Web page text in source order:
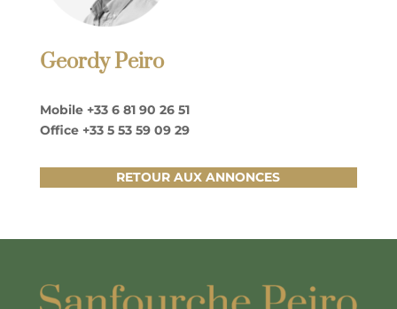
Geordy Peiro
Mobile +33 6 81 90 26 51
Office +33 5 53 59 09 29
RETOUR AUX ANNONCES